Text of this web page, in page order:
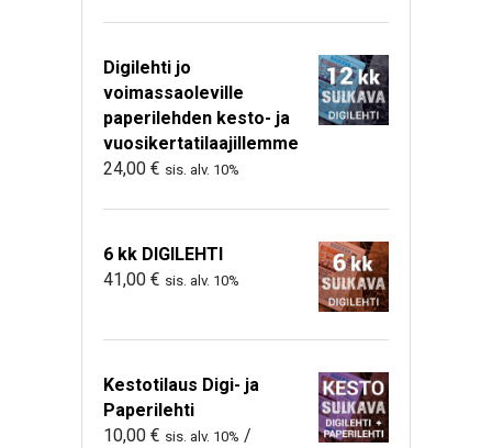
Digilehti jo
voimassaoleville
paperilehden kesto- ja
vuosikertatilaajillemme
24,00 € sis. alv. 10%
6 kk DIGILEHTI
41,00 € sis. alv. 10%
Kestotilaus Digi- ja
Paperilehti
10,00 € sis. alv. 10% /